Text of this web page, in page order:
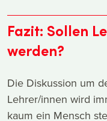
Fazit: Sollen
werden?
Die Diskussion um
Lehrer/innen wird
kaum ein Mensch